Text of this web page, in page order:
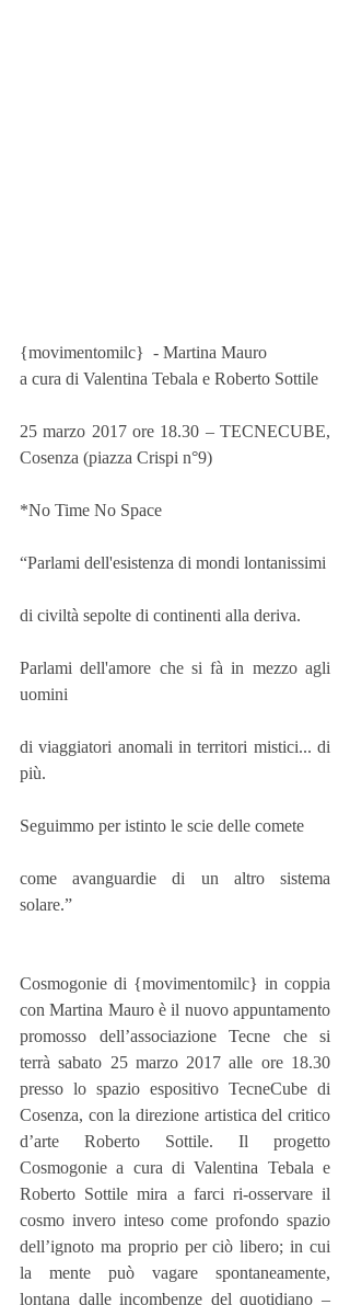
{movimentomilc}  - Martina Mauro
a cura di Valentina Tebala e Roberto Sottile
25 marzo 2017 ore 18.30 – TECNECUBE,
Cosenza (piazza Crispi n°9)
*No Time No Space
“Parlami dell'esistenza di mondi lontanissimi
di civiltà sepolte di continenti alla deriva.
Parlami dell'amore che si fà in mezzo agli
uomini
di viaggiatori anomali in territori mistici... di
più.
Seguimmo per istinto le scie delle comete
come avanguardie di un altro sistema
solare.”
Cosmogonie di {movimentomilc} in coppia
con Martina Mauro è il nuovo appuntamento
promosso dell’associazione Tecne che si
terrà sabato 25 marzo 2017 alle ore 18.30
presso lo spazio espositivo TecneCube di
Cosenza, con la direzione artistica del critico
d’arte Roberto Sottile. Il progetto
Cosmogonie a cura di Valentina Tebala e
Roberto Sottile mira a farci ri-osservare il
cosmo invero inteso come profondo spazio
dell’ignoto ma proprio per ciò libero; in cui
la mente può vagare spontaneamente,
lontana dalle incombenze del quotidiano –